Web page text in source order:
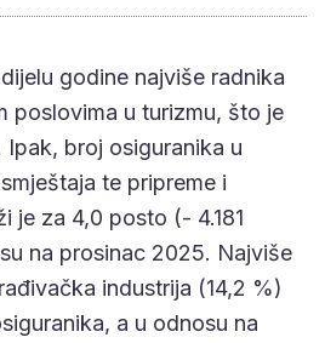
godine najviše radnika
poslovima u turizmu, što je
broj osiguranika u
te pripreme i
je za 4,0 posto (- 4.181
na prosinac 2025. Najviše
industrija (14,2 %)
a u odnosu na